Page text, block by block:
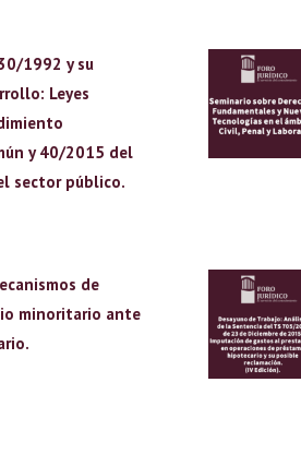
1992 y su
Leyes
y 40/2015 del
sector público.
de
minoritario ante